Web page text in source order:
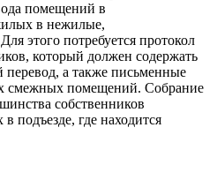
помещений в
в нежилые,
этого потребуется протокол
который должен содержать
перевод, а также письменные
смежных помещений. Собрание
собственников
подъезде, где находится